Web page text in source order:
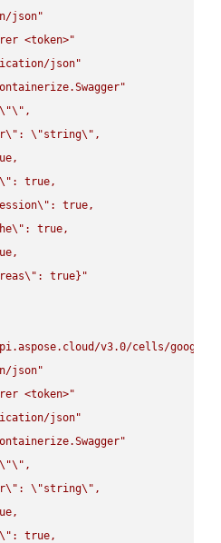
json"
<token>"
json"
\"\" ,
\" : \"string\" ,
\" : true,
\" : true,
\" : true,
\" : true}"
v3.0/cells/
json"
<token>"
json"
\"\" ,
\" : \"string\" ,
\" : true,